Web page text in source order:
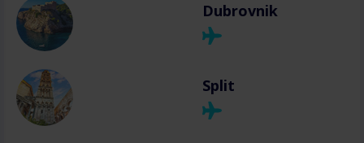
Dubrovnik
Split